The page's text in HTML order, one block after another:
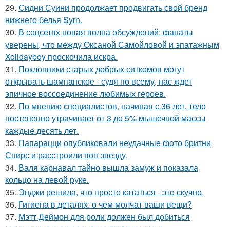
29. Сидни Суини продолжает продвигать свой бренд
нижнего белья Syrn.
30. В соцсетях новая волна обсуждений: фанаты
уверены, что между Оксаной Самойловой и эпатажным
Xolidayboy проскочила искра.
31. Поклонники старых добрых ситкомов могут
открывать шампанское - судя по всему, нас ждет
эпичное воссоединение любимых героев.
32. По мнению специалистов, начиная с 36 лет, тело
постепенно утрачивает от 3 до 5% мышечной массы
каждые десять лет.
33. Папарацци опубликовали неудачные фото бритни
Спирс и расстроили поп-звезду.
34. Валя карнавал тайно вышла замуж и показала
кольцо на левой руке.
35. Энджи решила, что просто кататься - это скучно.
36. Гигиена в деталях: о чем молчат ваши вещи?
37. Мэтт Деймон для роли должен был добиться